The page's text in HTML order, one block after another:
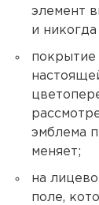
элемент
и
покрытие
эмблема
меняет;
на
поле,